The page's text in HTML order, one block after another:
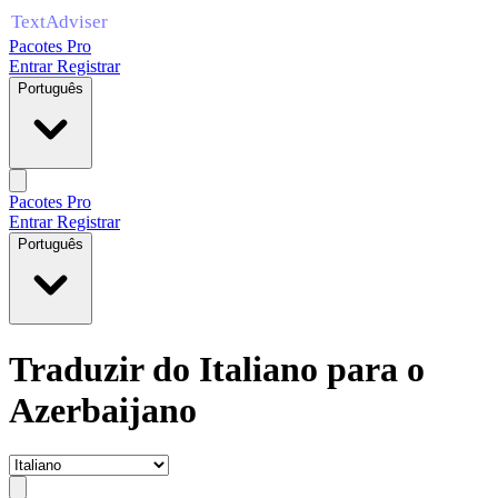
Pacotes Pro
EntrarRegistrar
Português
Pacotes Pro
EntrarRegistrar
Português
Traduzir do Italiano para o
Azerbaijano